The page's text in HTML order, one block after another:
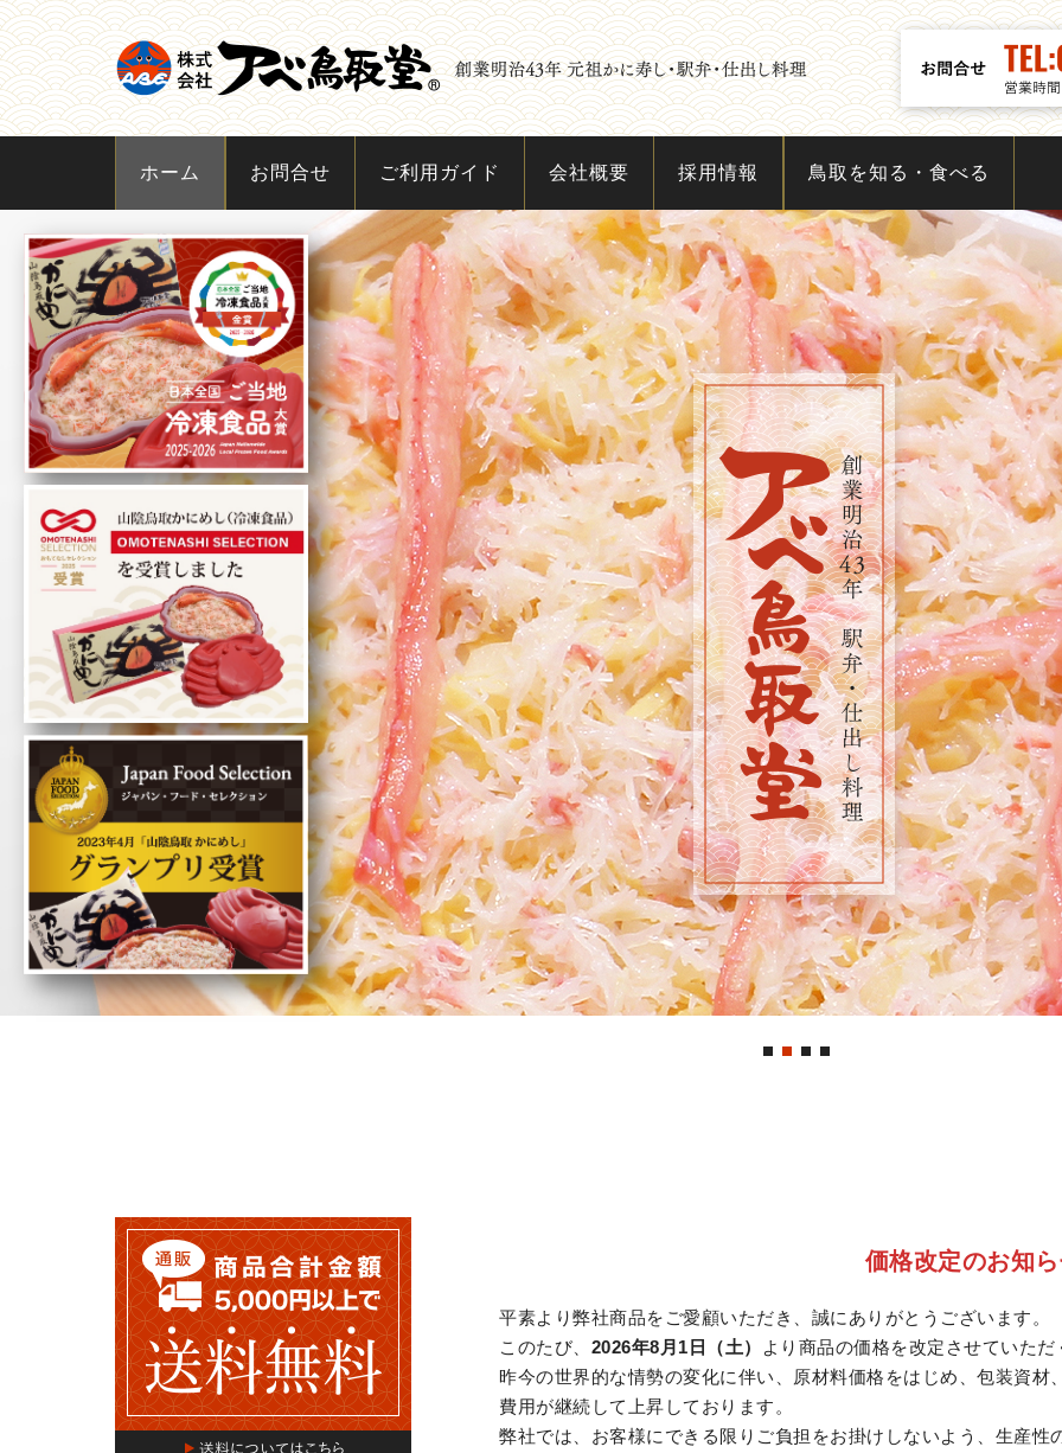
ホーム お問合せ ご利用ガイド 会社概要 採用情報 鳥取を知る・食べる
価格改定のお知
平素より弊社商品をご愛顧いただき、誠にありがとうございます。
このたび、 2026年8月1日（土）
より商品の価格を改定させていた
昨今の世界的な情勢の変化に伴い、原材料価格をはじめ、包装資
費用が継続して上昇しております。
弊社では、お客様にできる限りご負担をお掛けしないよう、生産